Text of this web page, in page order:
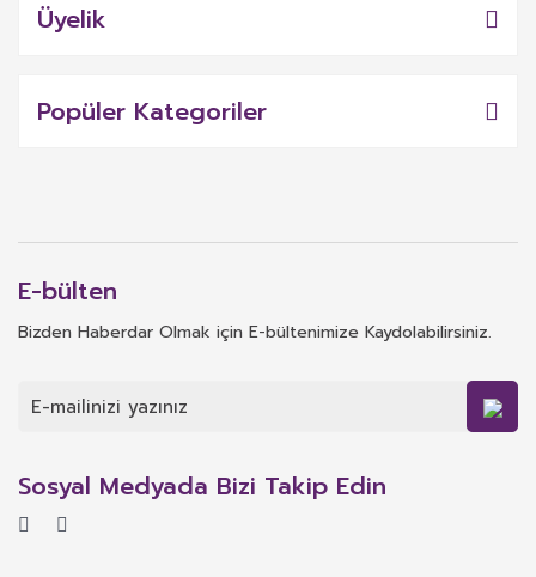
Üyelik
Popüler Kategoriler
E-bülten
Bizden Haberdar Olmak için E-bültenimize Kaydolabilirsiniz.
Sosyal Medyada Bizi Takip Edin